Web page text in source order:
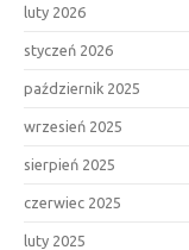
luty 2026
styczeń 2026
październik 2025
wrzesień 2025
sierpień 2025
czerwiec 2025
luty 2025